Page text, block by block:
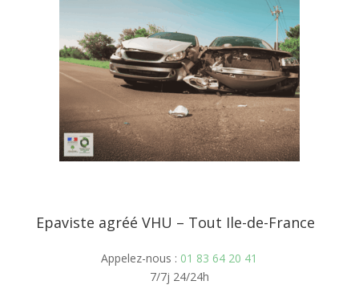
Epaviste agréé VHU – Tout Ile-de-France
Appelez-nous : 01 83 64 20 41
7/7j 24/24h